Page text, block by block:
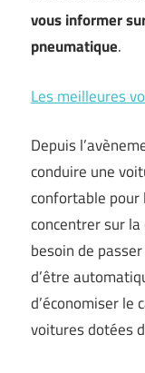
vous informer
pneumatique.
Les meilleures
Depuis
conduire une
confortable pour
concentrer sur la
besoin de
d’être
d’économiser le
voitures dotées